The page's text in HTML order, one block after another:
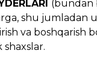
(bundan
shu jumladan
va boshqarish